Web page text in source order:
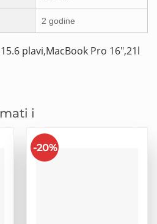
2 godine
plavi,MacBook Pro 16″,21l
i
-20%